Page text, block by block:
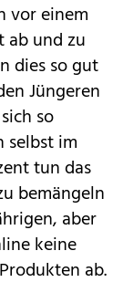
vor einem
ab und zu
dies so gut
Jüngeren
so
selbst im
tun das
bemängeln
aber
keine
ab.